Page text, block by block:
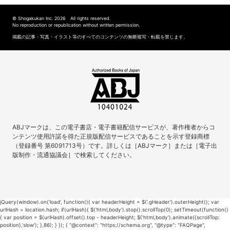
© Shogakukan Inc. 2026 All rights reserved.
No reproduction or republication without written permission.
掲載の記事・写真・イラスト等のすべてのコンテンツの無断複写・転載を禁じます。
ABJマークは、この電子書店・電子書籍配信サービスが、著作権者からコ
ンテンツ使用許諾を得た正規版配信サービスであることを示す登録商標
（登録番号 第6091713号）です。詳しくは［ABJマーク］または［電子出
版制作・流通協議会］で検索してください。
jQuery(window).on('load', function(){ var headerHeight = $('.gHeader').outerHeight(); var
urlHash = location.hash; if(urlHash){ $('html,body').stop().scrollTop(0); setTimeout(function()
{ var position = $(urlHash).offset().top - headerHeight; $('html,body').animate({scrollTop:
position},'slow'); },86); } }); { "@context": "https://schema.org", "@type": "FAQPage",